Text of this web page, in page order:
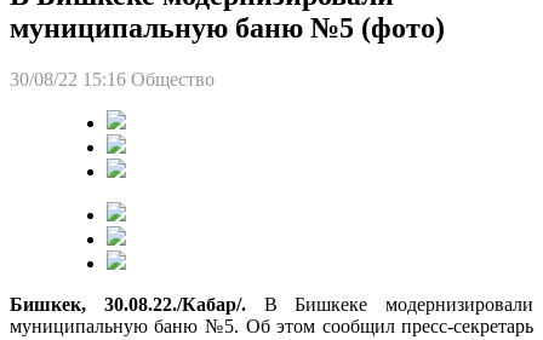
муниципальную баню №5 (фото)
30/08/22 15:16 Общество
Бишкек, 30.08.22./Кабар/.В Бишкеке модернизировали
муниципальную баню №5. Об этом сообщил пресс-секретарь